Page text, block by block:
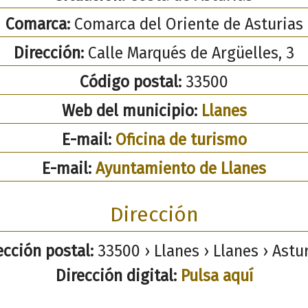
Comarca:Comarca del Oriente de Asturias
Dirección: Calle Marqués de Argüelles, 3
Código postal: 33500
Web del municipio: Llanes
E-mail: Oficina de turismo
E-mail: Ayuntamiento de Llanes
Dirección
postal:33500 › Llanes › Llanes ›
Dirección digital: Pulsa aquí